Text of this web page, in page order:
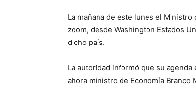
La mañana de este lunes el
zoom, desde Washington Estados
dicho país.
La autoridad informó que su
ahora ministro de Economía